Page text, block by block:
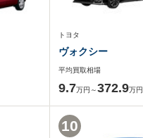
トヨタ
ヴォクシー
平均買取相場
9.7万円～372.9万円
10